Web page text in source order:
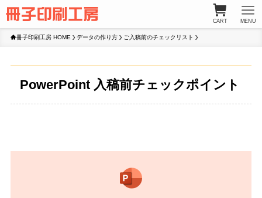
CART MENU
冊子印刷工房 HOME データの作り方 ご入稿前のチェックリスト
PowerPoint 入稿前チェックポイント